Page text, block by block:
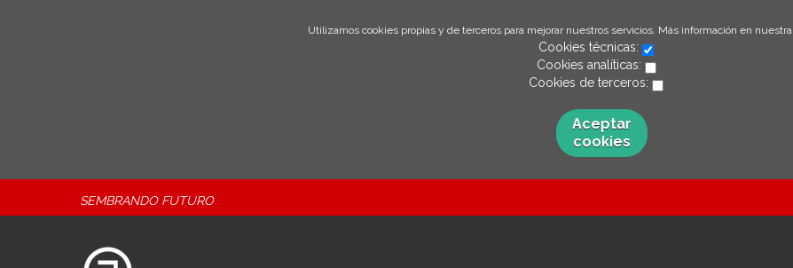
Utilizamos cookies propias y de terceros para mejorar nuestros servicios. Más información en nuestra
Cookies técnicas:
Cookies analíticas:
Cookies de terceros:
Aceptar
cookies
SEMBRANDO FUTURO